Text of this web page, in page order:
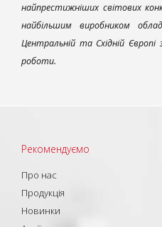
найпрестижніших світових
найбільшим виробником
Центральній та Східній
роботи.
Рекомендуємо
Про нас
Продукція
Новинки